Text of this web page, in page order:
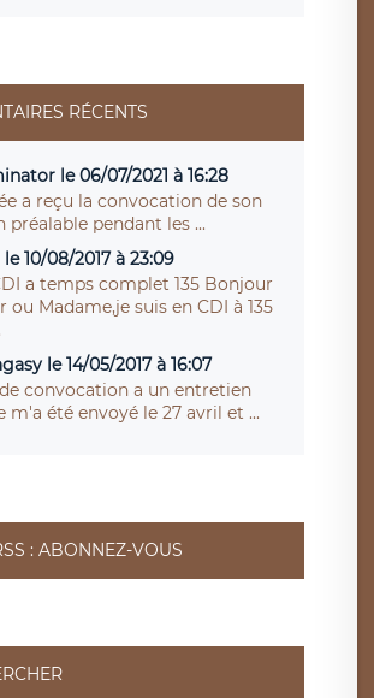
RÉCENTS
le 06/07/2021 à 16:28
a reçu la convocation de son
préalable pendant les ...
10/08/2017 à 23:09
a temps complet 135 Bonjour
ou Madame,je suis en CDI à 135
le 14/05/2017 à 16:07
convocation a un entretien
m'a été envoyé le 27 avril et ...
: ABONNEZ-VOUS